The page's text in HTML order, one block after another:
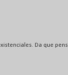
Da que